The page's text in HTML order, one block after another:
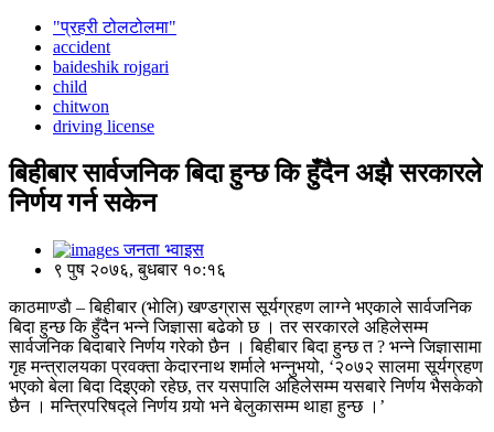
"प्रहरी टोलटोलमा"
accident
baideshik rojgari
child
chitwon
driving license
बिहीबार सार्वजनिक बिदा हुन्छ कि हुँदैन अझै सरकारले
निर्णय गर्न सकेन
जनता भ्वाइस
९ पुष २०७६, बुधबार १०:१६
काठमाण्डाै – बिहीबार (भाेलि) खण्डग्रास सूर्यग्रहण लाग्ने भएकाले सार्वजनिक
बिदा हुन्छ कि हुँदैन भन्ने जिज्ञासा बढेको छ । तर सरकारले अहिलेसम्म
सार्वजनिक बिदाबारे निर्णय गरेको छैन । बिहीबार बिदा हुन्छ त ? भन्ने जिज्ञासामा
गृह मन्त्रालयका प्रवक्ता केदारनाथ शर्माले भन्नुभयो, ‘२०७२ सालमा सूर्यग्रहण
भएको बेला बिदा दिइएको रहेछ, तर यसपालि अहिलेसम्म यसबारे निर्णय भैसकेको
छैन । मन्त्रिपरिषद्ले निर्णय गर्‍याे भने बेलुकासम्म थाहा हुन्छ ।’